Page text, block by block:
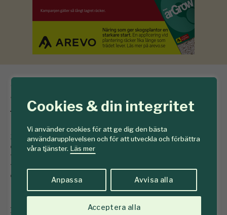
Cookies & din integritet
Vi använder cookies för att ge dig den bästa
användarupplevelsen och för att utveckla och förbättra
våra tjänster. Läs mer
Anpassa Avvisa alla
Acceptera alla
Ny utbildning till
viltförvaltare
23 mars 2016 Folkuniversitetet Trollhättan startar
en ny YH-utbildning till kvalificerad viltförvaltare med
fördjupning ekosystemtjänster. Utbildningen fyller ett
tomrum på både utbildnings- och arbetsmarknaden,
enligt arrangören.
De studerande lär sig att ta ett helhetsgrepp på viltvård